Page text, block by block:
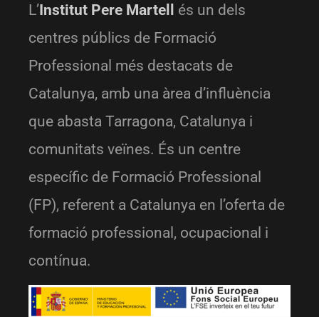
L’Institut Pere Martell
és un dels
centres públics de Formació
Professional més destacats de
Catalunya, amb una àrea d’influència
que abasta Tarragona, Catalunya i
comunitats veïnes. És un centre
específic de Formació Professional
(FP), referent a Catalunya en l’oferta de
formació professional, ocupacional i
contínua.